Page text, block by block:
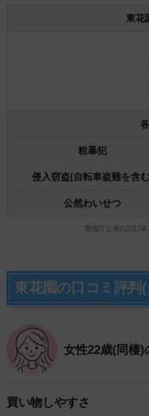
東花
粗暴犯
侵入窃盗(自転車盗難を含
公然わいせつ
警視庁公表の2017
東花園の口コミ評判
女性22歳(同棲)
買い物しやすさ